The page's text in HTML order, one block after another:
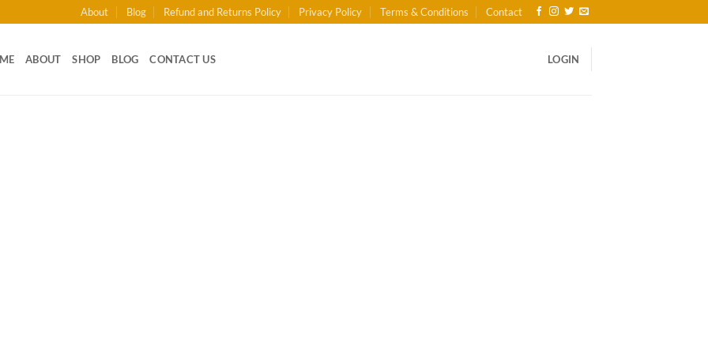
About Blog Refund and Returns Policy Privacy Policy Terms & Conditions Contact
ABOUT SHOP BLOG CONTACT US LOGIN